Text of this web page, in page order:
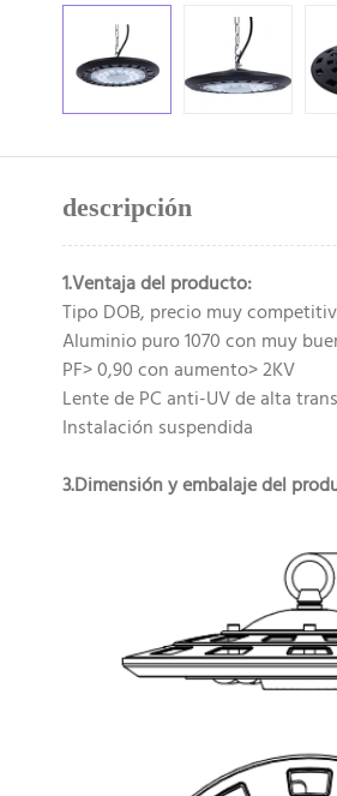
descripción
1.Ventaja del producto:
Tipo DOB, precio muy
Aluminio puro 1070 con muy
PF> 0,90 con aumento> 2KV
Lente de PC anti-UV de alta
Instalación suspendida
3.Dimensión y embalaje del